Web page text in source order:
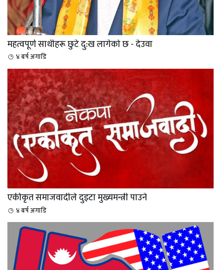
महत्वपूर्ण साथीहरू छुटे दु:ख लागेको छ - देउवा
४ बर्ष अगाडि
एकीकृत समाजवादीले दुइटा मुख्यमन्त्री पाउने
४ बर्ष अगाडि